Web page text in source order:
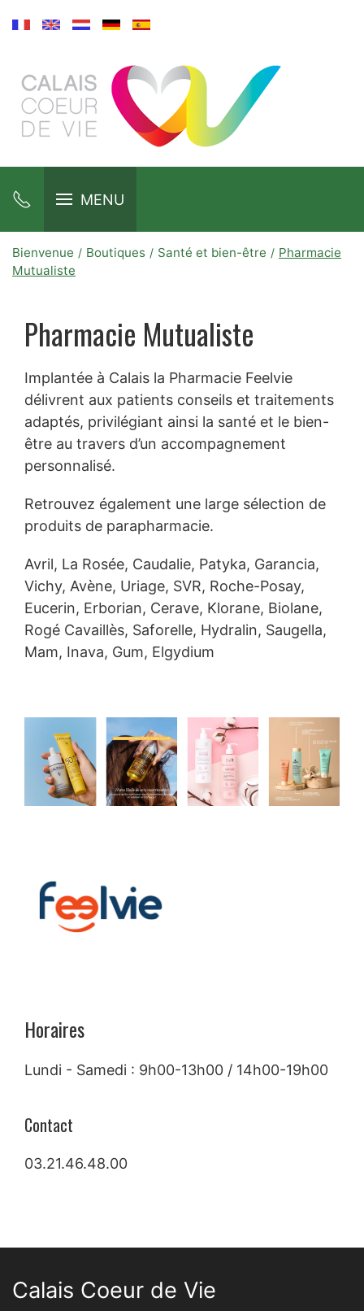
MENU
Bienvenue Boutiques Santé et bien-être
Pharmacie
Mutualiste
Pharmacie Mutualiste
Implantée à Calais la Pharmacie Feelvie
délivrent aux patients conseils et traitements
adaptés, privilégiant ainsi la santé et le bien-
être au travers d’un accompagnement
personnalisé.
Retrouvez également une large sélection de
produits de parapharmacie.
Avril, La Rosée, Caudalie, Patyka, Garancia,
Vichy, Avène, Uriage, SVR, Roche-Posay,
Eucerin, Erborian, Cerave, Klorane, Biolane,
Rogé Cavaillès, Saforelle, Hydralin, Saugella,
Mam, Inava, Gum, Elgydium
Horaires
Lundi - Samedi : 9h00-13h00 / 14h00-19h00
Contact
03.21.46.48.00
Calais Coeur de Vie